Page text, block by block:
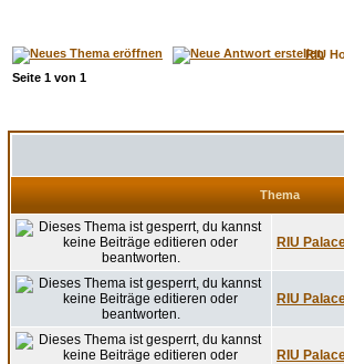
RIU
Seite 1 von 1
Thema
RIU
RIU
RIU